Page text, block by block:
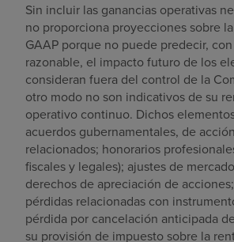
Sin incluir las ganancias operativas
no proporciona proyecciones sobre
GAAP porque no puede predecir,
razonable, el impacto futuro de los
consideran fuera del control de la
otro modo no son indicativos de su
operativo continuo. Dichos
acuerdos gubernamentales, de
relacionados; honorarios
fiscales y legales); ajustes de
derechos de apreciación de
pérdidas relacionadas con
pérdida por cancelación anticipada
su provisión de impuesto sobre la